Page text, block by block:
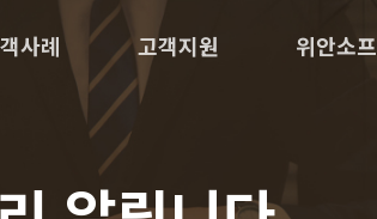
사례 고객지원 위안소